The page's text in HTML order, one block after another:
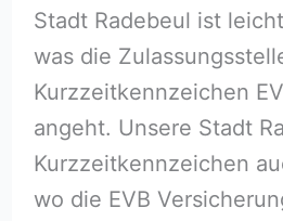
Stadt Radebeul ist
was die
Kurzzeitkennzeichen
angeht. Unsere Stadt
Kurzzeitkennzeichen
wo die EVB